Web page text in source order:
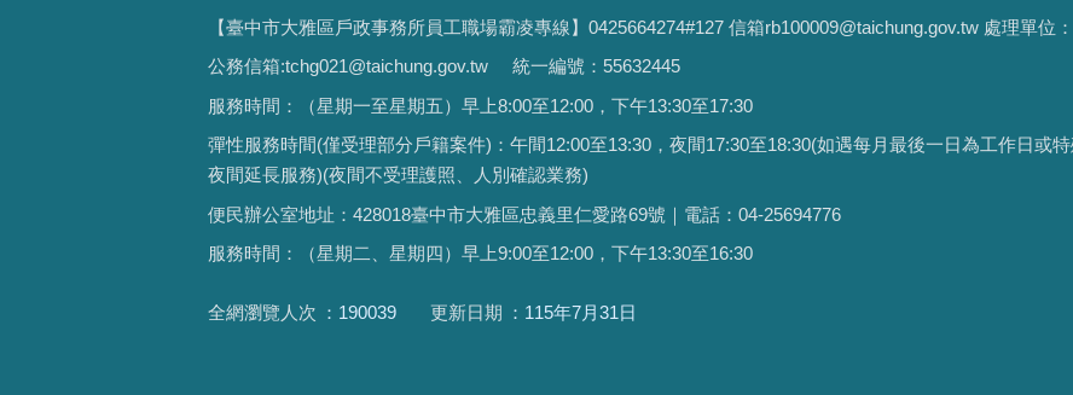
【臺中市大雅區戶政事務所員工職場霸凌專線】0425664274#127 信箱rb100009@taichung.gov.tw 處理單位
公務信箱:tchg021@taichung.gov.tw 統一編號：55632445
服務時間：（星期一至星期五）早上8:00至12:00，下午13:30至17:30
彈性服務時間(僅受理部分戶籍案件)：午間12:00至13:30，夜間17:30至18:30(如遇每月最後一日為工作日或
夜間延長服務)(夜間不受理護照、人別確認業務)
便民辦公室地址：428018臺中市大雅區忠義里仁愛路69號｜電話：04-25694776
服務時間：（星期二、星期四）早上9:00至12:00，下午13:30至16:30
全網瀏覽人次 190039 更新日期 115年7月31日